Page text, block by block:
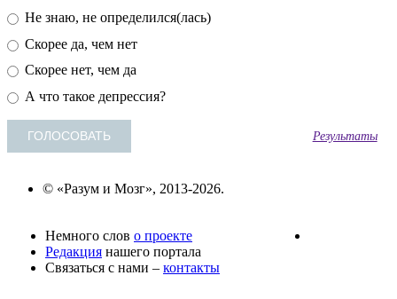
Не знаю, не определился(лась)
Скорее да, чем нет
Скорее нет, чем да
А что такое депрессия?
Результаты
© «Разум и Мозг», 2013-2026.
Немного слов о проекте
Редакция нашего портала
Связаться с нами – контакты